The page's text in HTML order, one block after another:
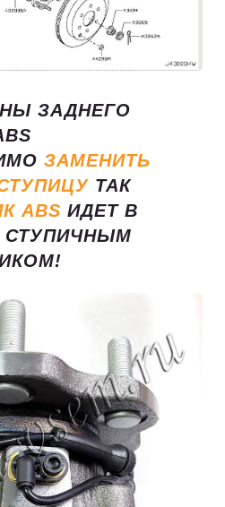
ЗАДНЕГО
ЗАМЕНИТЬ
ТАК
ABS ИДЕТ В
СТУПИЧНЫМ